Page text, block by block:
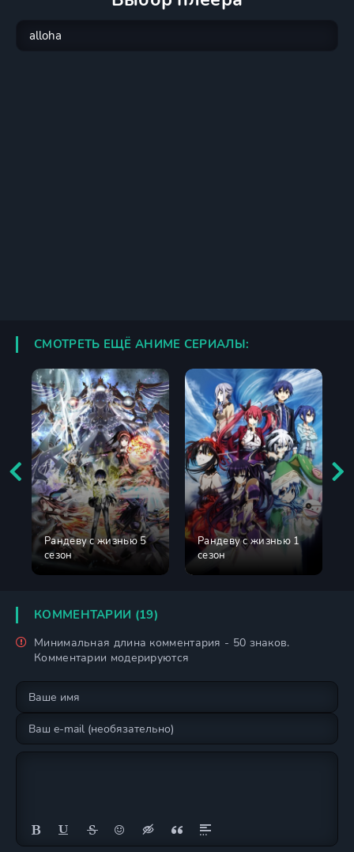
СМОТРЕТЬ ЕЩЁ АНИМЕ СЕРИАЛЫ:
Рандеву с жизнью 5
сезон
Рандеву с жизнью 1
сезон
КОММЕНТАРИИ (19)
Минимальная длина комментария - 50 знаков.
Комментарии модерируются